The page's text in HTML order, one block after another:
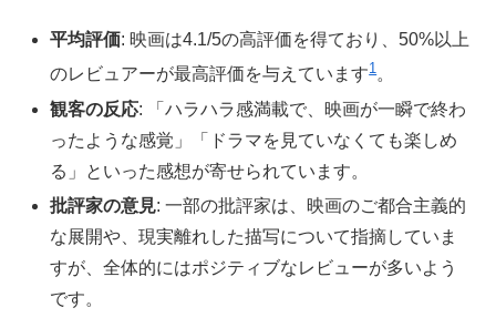
平均評価: 映画は4.1/5の高評価を得ており、50%以上
のレビュアーが最高評価を与えています1。
観客の反応: 「ハラハラ感満載で、映画が一瞬で終わ
ったような感覚」「ドラマを見ていなくても楽しめ
る」といった感想が寄せられています。
批評家の意見: 一部の批評家は、映画のご都合主義的
な展開や、現実離れした描写について指摘していま
すが、全体的にはポジティブなレビューが多いよう
です。